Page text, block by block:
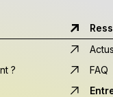
?
Actus
FAQ